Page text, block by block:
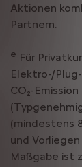
Aktionen
Partnern.
e Für
Elektro-/
CO₂-
(mindestens
und
Maßgabe ist